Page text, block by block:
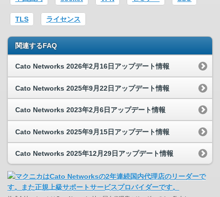
TLS ライセンス
関連するFAQ
Cato Networks 2026年2月16日アップデート情報
Cato Networks 2025年9月22日アップデート情報
Cato Networks 2023年2月6日アップデート情報
Cato Networks 2025年9月15日アップデート情報
Cato Networks 2025年12月29日アップデート情報